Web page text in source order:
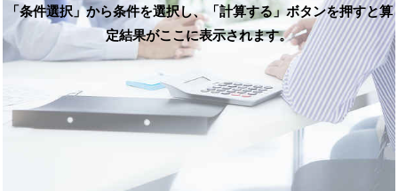
「条件選択」から条件を選択し、「計算する」ボタンを押すと算
定結果がここに表示されます。